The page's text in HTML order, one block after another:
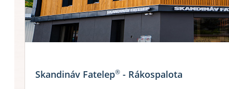
Skandináv Fatelep® - Rákospalota